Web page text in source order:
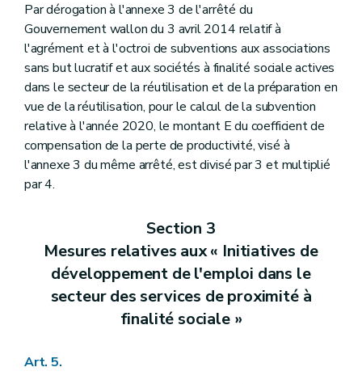
Par dérogation à l'annexe 3 de l'arrêté du
Gouvernement wallon du 3 avril 2014 relatif à
l'agrément et à l'octroi de subventions aux associations
sans but lucratif et aux sociétés à finalité sociale actives
dans le secteur de la réutilisation et de la préparation en
vue de la réutilisation, pour le calcul de la subvention
relative à l'année 2020, le montant E du coefficient de
compensation de la perte de productivité, visé à
l'annexe 3 du même arrêté, est divisé par 3 et multiplié
par 4.
Section 3
Mesures relatives aux « Initiatives de
développement de l'emploi dans le
secteur des services de proximité à
finalité sociale »
Art. 5.